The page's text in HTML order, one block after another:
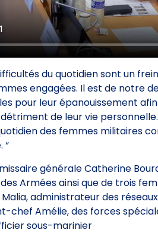
du quotidien sont un
engagées. Il est de notre
pour leur épanouissement
détriment de leur vie
des femmes militaires
“
générale Catherine
Armées ainsi que de trois
administrateur des
chef Amélie, des forces
sous-marinier